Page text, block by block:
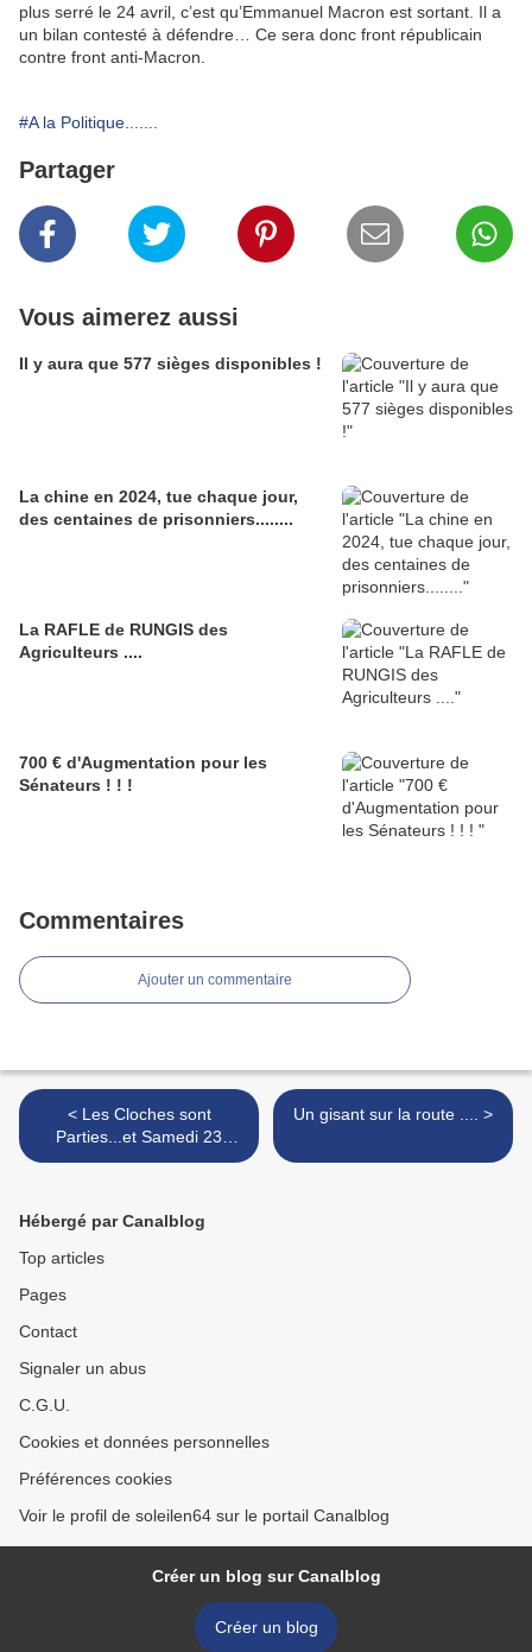
plus serré le 24 avril, c’est qu’Emmanuel Macron est sortant. Il a
un bilan contesté à défendre… Ce sera donc front républicain
contre front anti-Macron.
#A la Politique.......
Partager
Vous aimerez aussi
Il y aura que 577 sièges disponibles !
La chine en 2024, tue chaque jour,
des centaines de prisonniers........
La RAFLE de RUNGIS des
Agriculteurs ....
700 € d'Augmentation pour les
Sénateurs ! ! !
Commentaires
Ajouter un commentaire
< Les Cloches sont
Parties...et Samedi 23
silence politique........
Un gisant sur la route .... >
Hébergé par Canalblog
Top articles
Pages
Contact
Signaler un abus
C.G.U.
Cookies et données personnelles
Préférences cookies
Voir le profil de soleilen64 sur le portail Canalblog
Créer un blog sur Canalblog
Créer un blog